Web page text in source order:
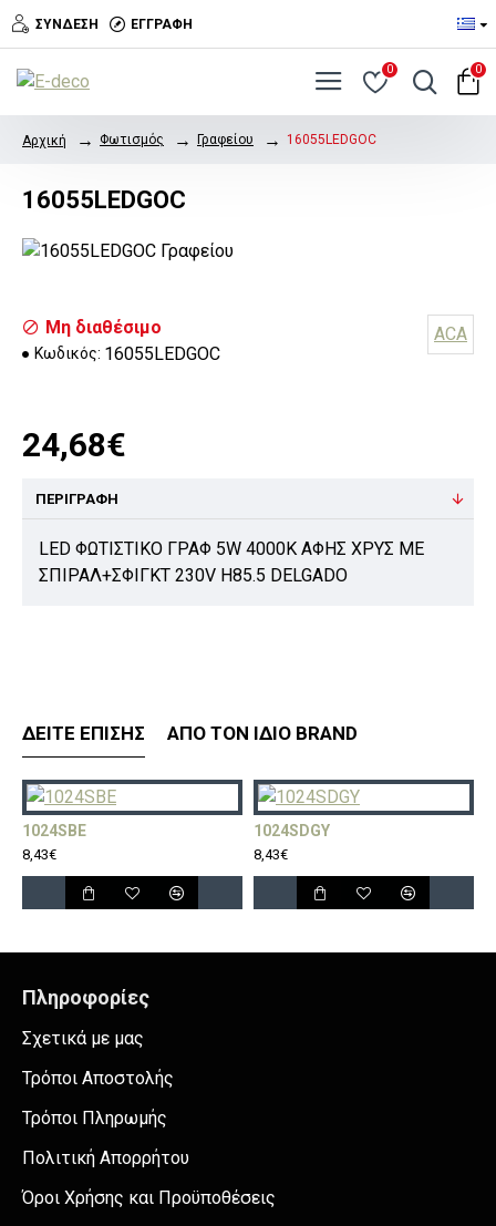
ΣΎΝΔΕΣΗ ΕΓΓΡΑΦΉ
0 0
Αρχική Φωτισμός Γραφείου 16055LEDGOC
16055LEDGOC
Μη διαθέσιμο
Κωδικός: 16055LEDGOC
ACA
24,68€
ΠΕΡΙΓΡΑΦΉ
LED ΦΩΤΙΣΤΙΚΟ ΓΡΑΦ 5W 4000Κ ΑΦΗΣ ΧΡΥΣ ΜΕ
ΣΠΙΡΑΛ+ΣΦΙΓΚΤ 230V H85.5 DELGADO
ΔΕΊΤΕ ΕΠΊΣΗΣ ΑΠΌ ΤΟΝ ΊΔΙΟ BRAND
1024SBE
8,43€
1024SDGY
8,43€
Πληροφορίες
Σχετικά με μας
Τρόποι Αποστολής
Τρόποι Πληρωμής
Πολιτική Απορρήτου
Όροι Χρήσης και Προϋποθέσεις